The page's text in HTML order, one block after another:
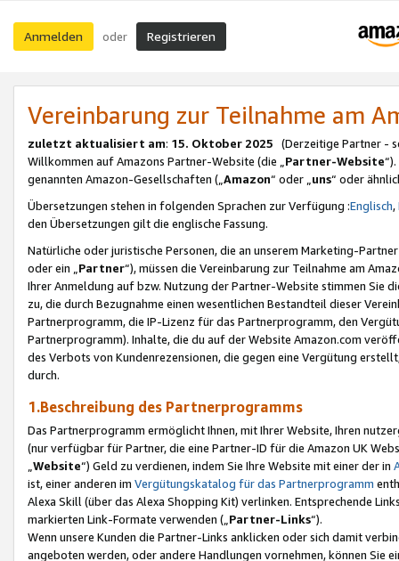
Anmelden oder Registrieren
Vereinbarung zur Teilnahme am
zuletzt aktualisiert am: 15. Oktober 2025 (Derzeitige Partner -
Willkommen auf Amazons Partner-Website (die „Partner-Website
genannten Amazon-Gesellschaften („Amazon“ oder „uns“ oder
Übersetzungen stehen in folgenden Sprachen zur Verfügung :Englisch,
den Übersetzungen gilt die englische Fassung.
Natürliche oder juristische Personen, die an unserem Marketing-
oder ein „Partner“), müssen die Vereinbarung zur Teilnahme am
Ihrer Anmeldung auf bzw. Nutzung der Partner-Website stimmen Sie
zu, die durch Bezugnahme einen wesentlichen Bestandteil dieser
Partnerprogramm, die IP-Lizenz für das Partnerprogramm, den
Partnerprogramm). Inhalte, die du auf der Website Amazon.com
des Verbots von Kundenrezensionen, die gegen eine Vergütung
durch.
1.Beschreibung des Partnerprogramms
Das Partnerprogramm ermöglicht Ihnen, mit Ihrer Website, Ihren
(nur verfügbar für Partner, die eine Partner-ID für die Amazon UK
Website“) Geld zu verdienen, indem Sie Ihre Website mit einer der in
ist, einer anderen im Vergütungskatalog für das Partnerprogramm
Alexa Skill (über das Alexa Shopping Kit) verlinken. Entsprechende
markierten Link-Formate verwenden („ Partner-Links“).
Wenn unsere Kunden die Partner-Links anklicken oder sich damit
angeboten werden, oder andere Handlungen vornehmen, können Sie